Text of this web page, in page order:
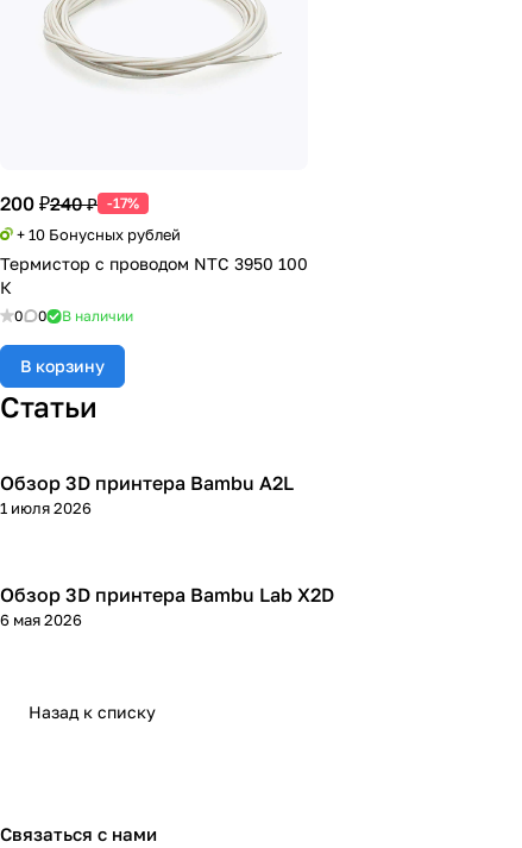
200 ₽240 ₽ -17%
+ 10 Бонусных рублей
Термистор с проводом NTC 3950 100
К
0 0 В наличии
В корзину
Статьи
3D принтеры
Обзор 3D принтера Bambu A2L
1 июля 2026
3D принтеры
Обзор 3D принтера Bambu Lab X2D
6 мая 2026
Назад к списку
Связаться с нами